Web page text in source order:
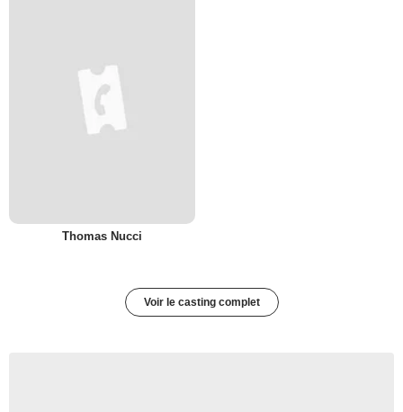
Thomas Nucci
Voir le casting complet